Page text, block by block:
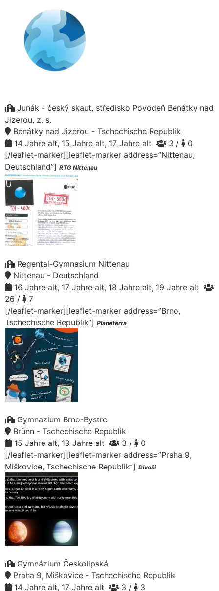
Junák - český skaut, středisko Povodeň Benátky nad
Jizerou, z. s.
Benátky nad Jizerou - Tschechische Republik
14 Jahre alt, 15 Jahre alt, 17 Jahre alt
3 /
0
[/leaflet-marker][leaflet-marker address=”Nittenau,
Deutschland”] RTG Nittenau
Regental-Gymnasium Nittenau
Nittenau - Deutschland
16 Jahre alt, 17 Jahre alt, 18 Jahre alt, 19 Jahre alt
26 /
7
[/leaflet-marker][leaflet-marker address=”Brno,
Tschechische Republik”] Planeterra
Gymnazium Brno-Bystrc
Brünn - Tschechische Republik
15 Jahre alt, 19 Jahre alt
3 /
0
[/leaflet-marker][leaflet-marker address=”Praha 9,
Miškovice, Tschechische Republik”] Divoši
Gymnázium Českolipská
Praha 9, Miškovice - Tschechische Republik
14 Jahre alt, 17 Jahre alt
3 / 3